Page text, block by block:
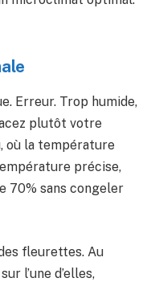
Erreur. Trop humide,
plutôt votre
où la température
précise,
70% sans congeler
fleurettes. Au
l’une d’elles,